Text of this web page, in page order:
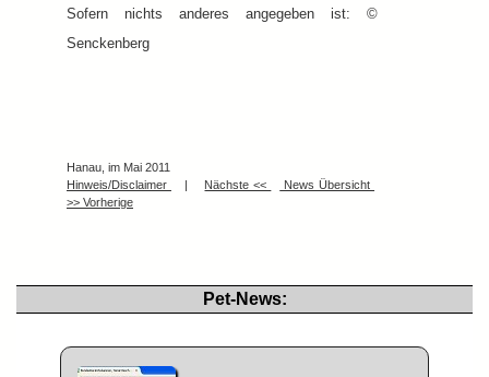
Sofern nichts anderes angegeben ist: ©
Senckenberg
Hanau, im Mai 2011
Hinweis/Disclaimer
| Nächste <<
News Übersicht
>> Vorherige
Pet-News: